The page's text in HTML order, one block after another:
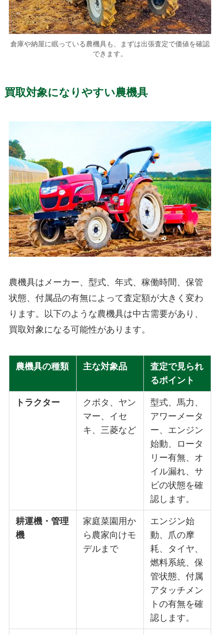
倉庫や納屋に眠っている農機具も、まずは出張査定で価値を確認
できます。
買取対象になりやすい農機具
農機具はメーカー、型式、年式、稼働時間、保管
状態、付属品の有無によって査定額が大きく変わ
ります。以下のような農機具は中古需要があり、
買取対象になる可能性があります。
農機具の種類 主な対象品
査定で見られ
るポイント
トラクター
クボタ、ヤン
マー、イセ
キ、三菱など
型式、馬力、
アワーメータ
ー、エンジン
始動、ロータ
リー有無、オ
イル漏れ、サ
ビの状態を確
認します。
耕運機・管理
機
家庭菜園用か
ら農家向けモ
デルまで
エンジン始
動、爪の摩
耗、タイヤ、
燃料系統、保
管状態、付属
アタッチメン
トの有無を確
認します。